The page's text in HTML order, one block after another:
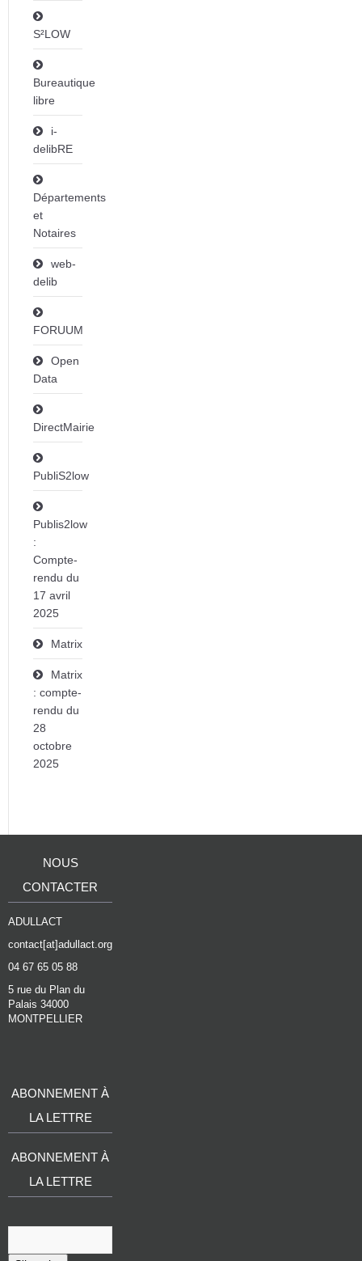
S²LOW
Bureautique
libre
i-
delibRE
Départements
et
Notaires
web-
delib
FORUUM
Open
Data
DirectMairie
PubliS2low
Publis2low
:
Compte-
rendu du
17 avril
2025
Matrix
Matrix
: compte-
rendu du
28
octobre
2025
NOUS
CONTACTER
ADULLACT
contact[at]adullact.org
04 67 65 05 88
5 rue du Plan du
Palais 34000
MONTPELLIER
ABONNEMENT À
LA LETTRE
ABONNEMENT À
LA LETTRE